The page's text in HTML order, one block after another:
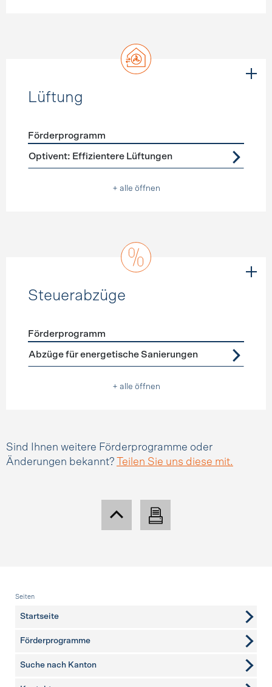
Lüftung
Förderprogramme Lüftung
Förderprogramm
Optivent: Effizientere Lüftungen
+ alle öffnen
Steuerabzüge
Förderprogramme Steuerabzüge
Förderprogramm
Abzüge für energetische Sanierungen
+ alle öffnen
Sind Ihnen weitere Förderprogramme oder
Änderungen bekannt?
Teilen Sie uns diese mit.
Fusszeile
Seiten
Startseite
Förderprogramme
Suche nach Kanton